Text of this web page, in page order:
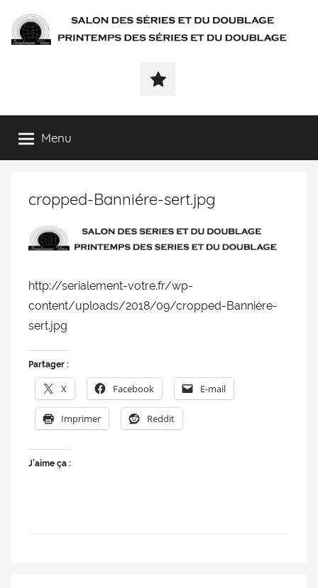
SÉRIALEMENT-
séries
et
doublage
printemps
séries
doublage
Rendez-
Menu
cropped-Banniére-sert.jpg
http://serialement-votre.fr/wp-
content/uploads/2018/09/cropped-Banniére-
sert.jpg
Partager :
X Facebook E-mail
Imprimer Reddit
J’aime ça :